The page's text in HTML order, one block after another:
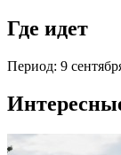
Где идет
Период: 9